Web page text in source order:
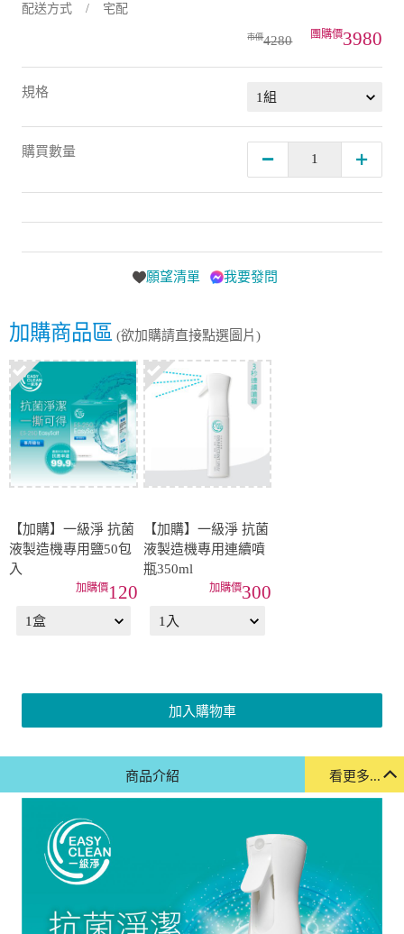
配送方式
宅配
4280 3980
規格
購買數量
願望清單 我要發問
加購商品區 (欲加購請直接點選圖片)
【加購】一級淨 抗菌
液製造機專用鹽50包
入
120
【加購】一級淨 抗菌
液製造機專用連續噴
瓶350ml
300
加入購物車
看更多...
商品介紹